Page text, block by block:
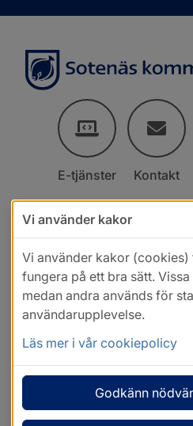
E-tjänster Kontakt
Vi använder kakor
Vi använder kakor
fungera på ett bra sätt.
medan andra används för
användarupplevelse.
Läs mer i vår cookiepolicy
Godkänn